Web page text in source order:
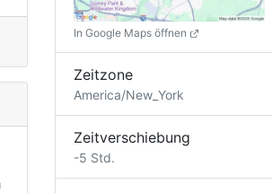
In Google Maps öffnen
Zeitzone
America/New_York
Zeitverschiebung
-5 Std.